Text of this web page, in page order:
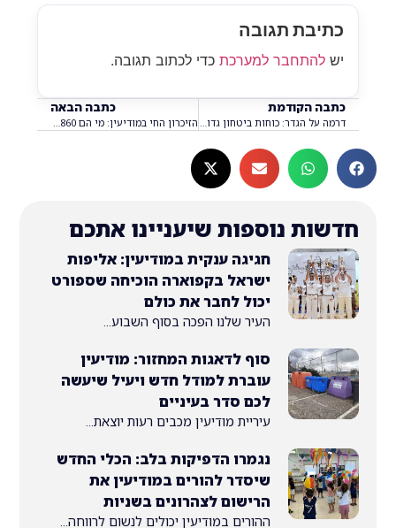
תגובה
למערכתכדי לכתוב תגובה.
הקודמת
דרמה על הגדר: כוחות ביטחון גדולים ומסוק משטרתי במצוד לילי אחר מסתננים באזור מודיעין הזיכרון החי במודיעין: מי הם 860 השורדים שחיים בינינו ואיזו עזרה חדשה מחכה להם?
נוספות שיעניינו אתכם
חגיגה ענקית במודיעין: אליפות
ישראל בקפוארה הוכיחה שספורט
יכול לחבר את כולם
העיר שלנו הפכה בסוף השבוע...
סוף לדאגות המחזור: מודיעין
עוברת למודל חדש ויעיל שיעשה
לכם סדר בעיניים
עיריית מודיעין מכבים רעות יוצאת...
נגמרו הדפיקות בלב: הכלי החדש
שיסדר להורים במודיעין את
הרישום לצהרונים בשניות
ההורים במודיעין יכולים לנשום לרווחה...